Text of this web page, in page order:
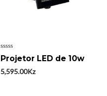
Avaliação
0
de
5
Projetor LED de 10w
5,595.00Kz